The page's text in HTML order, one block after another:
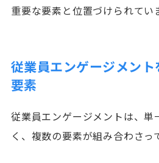
重要な要素と位置づけられてい
従業員エンゲージメン
要素
従業員エンゲージメントは、単
く、複数の要素が組み合わさっ